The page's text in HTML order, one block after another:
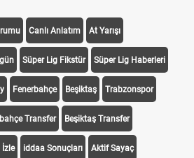
Canlı Anlatım At Yarışı
Süper Lig Fikstür Süper Lig Haberleri
Fenerbahçe Beşiktaş Trabzonspor
Transfer Beşiktaş Transfer
İzle iddaa Sonuçları Aktif Sayaç